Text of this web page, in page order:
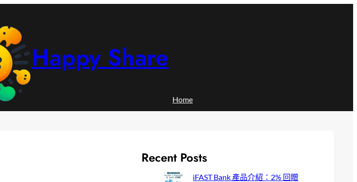
Happy Share
Home
Recent Posts
iFAST Bank 產品介紹：2% 回贈